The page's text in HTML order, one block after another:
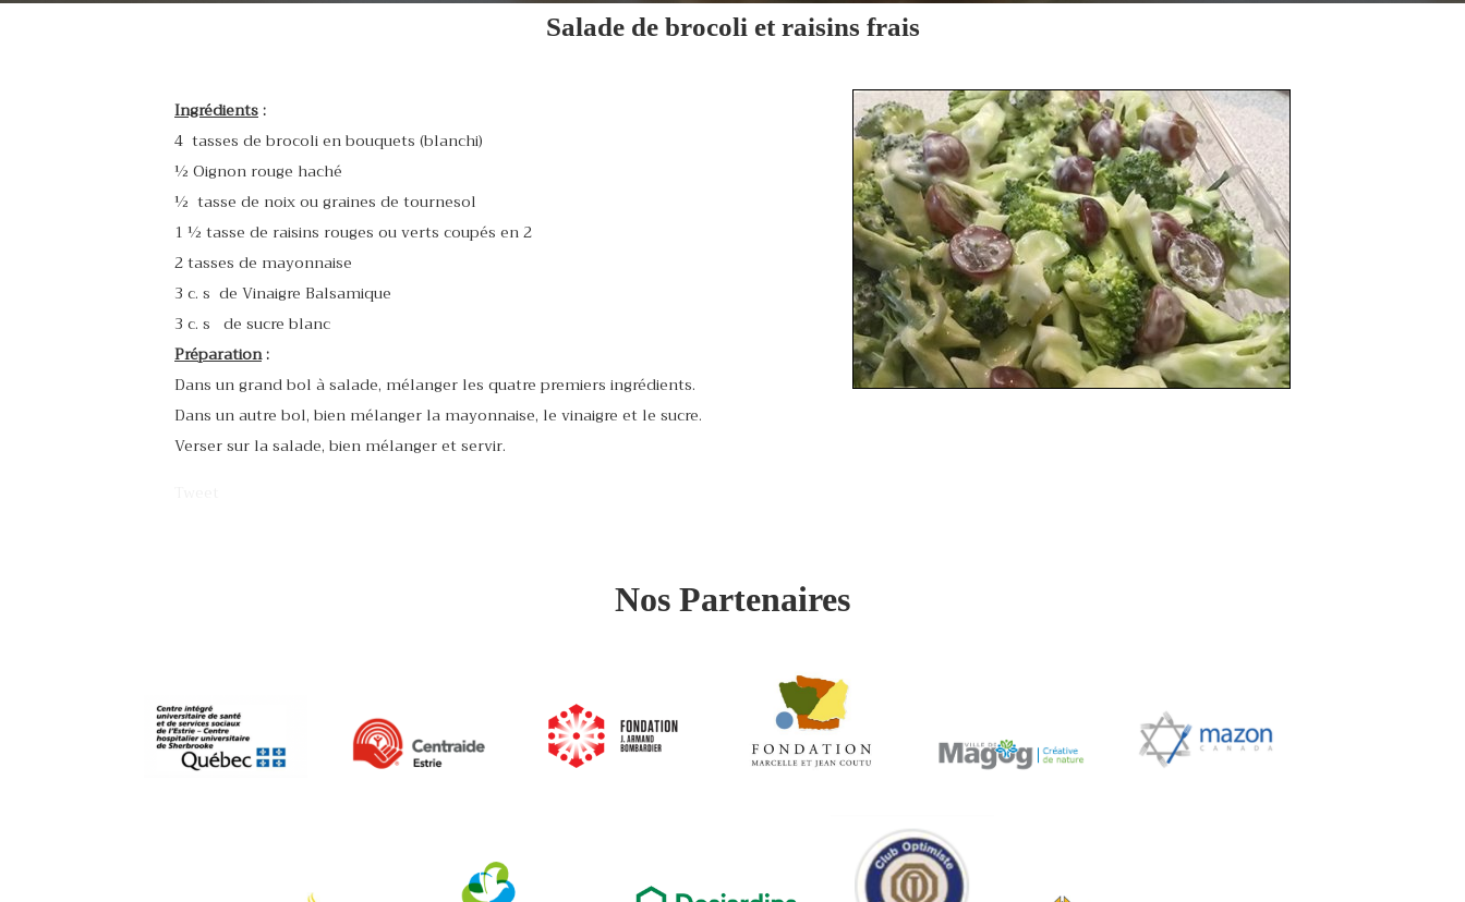
Salade de brocoli et raisins frais
Ingrédients:
4 tasses de brocoli en bouquets (blanchi)
½ Oignon rouge haché
½ tasse de noix ou graines de tournesol
1 ½ tasse de raisins rouges ou verts coupés en 2
2 tasses de mayonnaise
3 c. s de Vinaigre Balsamique
3 c. s de sucre blanc
Préparation:
Dans un grand bol à salade, mélanger les quatre premiers ingrédients.
Dans un autre bol, bien mélanger la mayonnaise, le vinaigre et le sucre.
Verser sur la salade, bien mélanger et servir.
Nos Partenaires